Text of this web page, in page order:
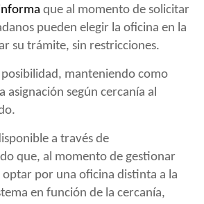
que al momento de solicitar
pueden elegir la oficina en la
su trámite, sin restricciones.
manteniendo como
asignación según cercanía al
a través de
que, al momento de gestionar
por una oficina distinta a la
en función de la cercanía,